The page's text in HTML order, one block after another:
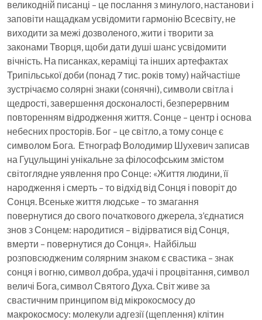
великодній писанці – це послання з минулого, настанови і
заповіти нащадкам усвідомити гармонію Всесвіту, не
виходити за межі дозволеного, жити і творити за
законами Творця, щоби дати душі шанс усвідомити
вічність. На писанках, кераміці та інших артефактах
Трипільської доби (понад 7 тис. років тому) найчастіше
зустрічаємо солярні знаки (сонячні), символи світла і
щедрості, завершення досконалості, безперервним
повторенням відродження життя. Сонце – центр і основа
небесних просторів. Бог – це світло, а тому сонце є
символом Бога. Етнограф Володимир Шухевич записав
на Гуцульщині унікальне за філософським змістом
світоглядне уявлення про Сонце: «Життя людини, її
народження і смерть – то відхід від Сонця і поворіт до
Сонця. Всеньке життя людське – то змагання
повернутися до свого початкового джерела, з’єднатися
знов з Сонцем: народитися – відірватися від Сонця,
вмерти – повернутися до Сонця». Найбільш
розповсюдженим солярним знаком є свастика – знак
сонця і вогню, символ добра, удачі і процвітання, символ
величі Бога, символ Святого Духа. Світ живе за
свастичним принципом від мікрокосмосу до
макрокосмосу: молекули адгезії (щеплення) клітин